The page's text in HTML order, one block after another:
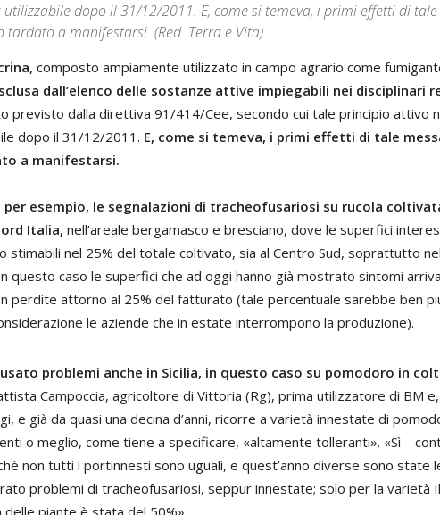
dopo il 31/12/2011. E, come si temeva, i primi effetti di
a manifestarsi. (Red. Terra e Vita)
composto ampiamente utilizzato in campo agrario come
dall’elenco delle sostanze attive impiegabili nei disciplinari
previsto dalla direttiva 91/414/Cee, secondo cui tale principio attivo
dopo il 31/12/2011. E, come si temeva, i primi effetti di tale
a manifestarsi.
per esempio, le segnalazioni di tracheofusariosi su rucola
Italia, nell’areale bergamasco e bresciano, dove le superfici
stimabili nel 25% del totale coltivato, sia al Centro Sud, soprattutto
questo caso le superfici che ad oggi hanno già mostrato sintomi
perdite attorno al 25% del fatturato (tale percentuale sarebbe ben
le aziende che in estate interrompono la produzione).
problemi anche in Sicilia, in questo caso su pomodoro in
Campoccia, agricoltore di Vittoria (Rg), prima utilizzatore di BM
e già da quasi una decina d’anni, ricorre a varietà innestate di
o meglio, come tiene a specificare, «altamente tolleranti». «Sì –
non tutti i portinnesti sono uguali, e quest’anno diverse sono state
problemi di tracheofusariosi, seppur innestate; solo per la varietà
delle piante è stata del 50%».